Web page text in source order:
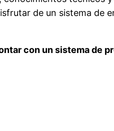
de un sistema de
con un sistema de